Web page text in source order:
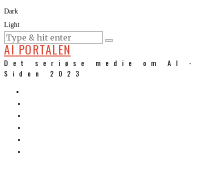
Dark
Light
KURSER
AI PORTALEN
Det seriøse medie om AI -
Siden 2023